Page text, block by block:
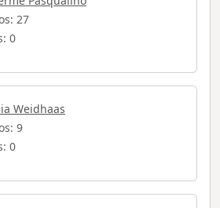
27
0
Weidhaas
9
0